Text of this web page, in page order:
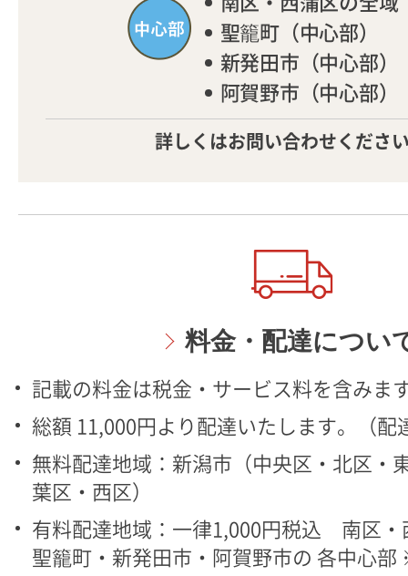
聖籠町（中心部）
新発田市（中心部）
阿賀野市（中心部）
詳しくはお問い合わせくださ
料金・配達につい
記載の料金は税金・サービス料を含みま
総額 11,000円より配達いたします。（配
無料配達地域：新潟市（中央区・北区・
葉区・西区）
有料配達地域：一律1,000円税込 南区・
聖籠町・新発田市・阿賀野市の 各中心